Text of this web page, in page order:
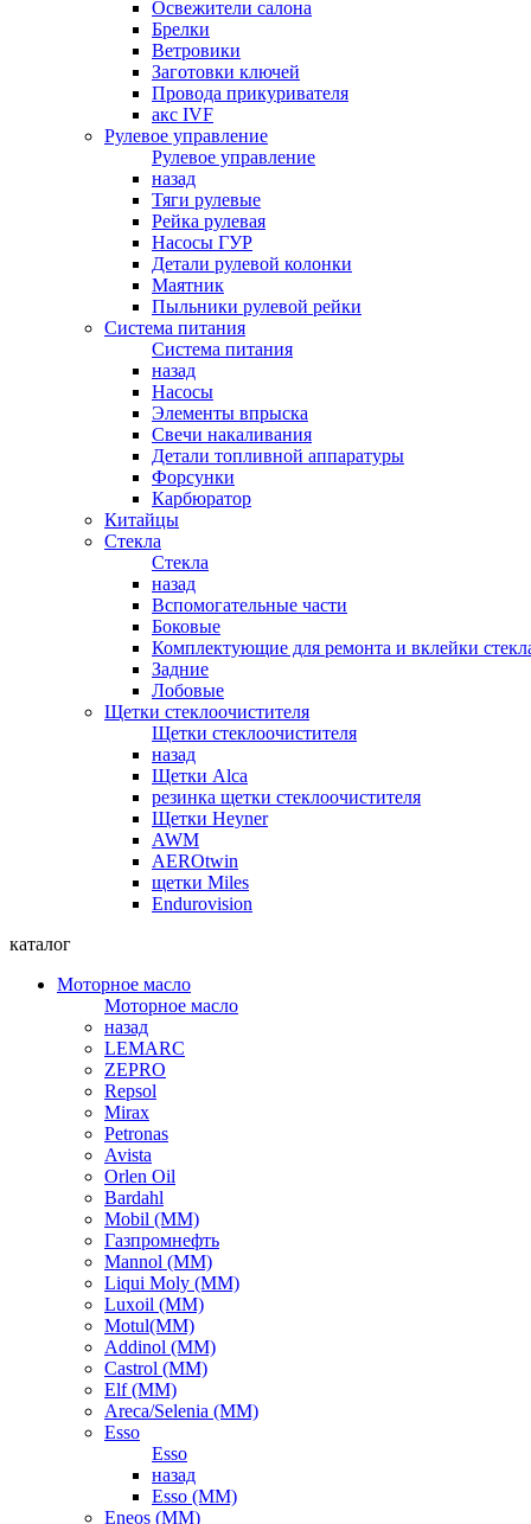
Освежители салона
Брелки
Ветровики
Заготовки ключей
Провода прикуривателя
акс IVF
Рулевое управление
Рулевое управление
назад
Тяги рулевые
Рейка рулевая
Насосы ГУР
Детали рулевой колонки
Маятник
Пыльники рулевой рейки
Система питания
Система питания
назад
Насосы
Элементы впрыска
Свечи накаливания
Детали топливной аппаратуры
Форсунки
Карбюратор
Китайцы
Стекла
Стекла
назад
Вспомогательные части
Боковые
Комплектующие для ремонта и вклейки
Задние
Лобовые
Щетки стеклоочистителя
Щетки стеклоочистителя
назад
Щетки Alca
резинка щетки стеклоочистителя
Щетки Heyner
AWM
AEROtwin
щетки Miles
Endurovision
каталог
Моторное масло
Моторное масло
назад
LEMARC
ZEPRO
Repsol
Mirax
Petronas
Avista
Orlen Oil
Bardahl
Mobil (ММ)
Газпромнефть
Mannol (ММ)
Liqui Moly (ММ)
Luxoil (ММ)
Motul(ММ)
Addinol (ММ)
Castrol (ММ)
Elf (ММ)
Areca/Selenia (ММ)
Esso
Esso
назад
Esso (ММ)
Eneos (ММ)